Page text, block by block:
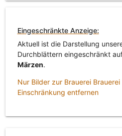
Eingeschränkte Anzeige:
Aktuell ist die Darstellung
Durchblättern eingeschränkt
Märzen.
Nur Bilder zur Brauerei
Einschränkung entfernen